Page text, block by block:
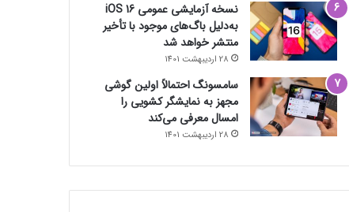
نسخه آزمایشی عمومی iOS 16
به‌دلیل باگ‌های موجود با تأخیر
منتشر خواهد شد
28 اردیبهشت 1401
سامسونگ احتمالاً اولین گوشی
مجهز به نمایشگر کشویی را
امسال معرفی می‌کند
28 اردیبهشت 1401